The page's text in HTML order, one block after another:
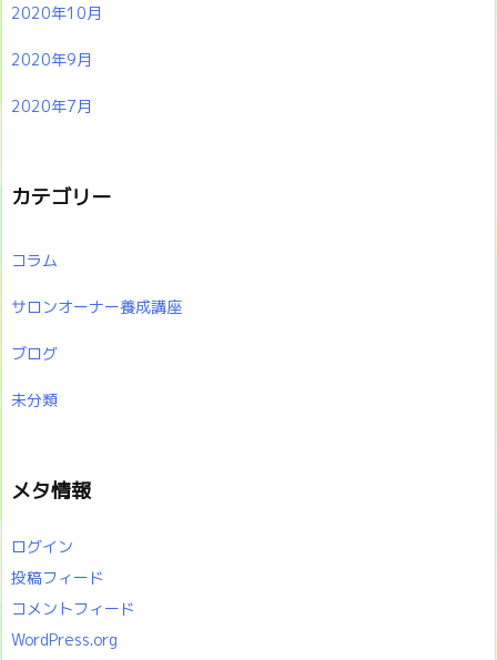
2020年10月
2020年9月
2020年7月
カテゴリー
コラム
サロンオーナー養成講座
ブログ
未分類
メタ情報
ログイン
投稿フィード
コメントフィード
WordPress.org